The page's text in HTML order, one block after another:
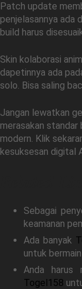
Patch update
penjelasannya ada
build harus
Skin kolaborasi
dapetinnya ada
solo. Bisa saling
Jangan lewatkan
merasakan standar
modern. Klik
kesuksesan digital
Sebagai
keamanan
Ada banyak
untuk
Anda harus
Togel158